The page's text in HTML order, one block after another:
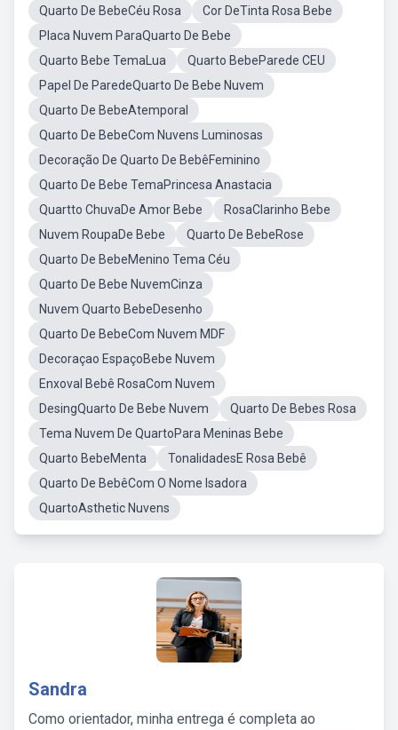
Quarto De BebeCéu Rosa
Cor DeTinta Rosa Bebe
Placa Nuvem ParaQuarto De Bebe
Quarto Bebe TemaLua
Quarto BebeParede CEU
Papel De ParedeQuarto De Bebe Nuvem
Quarto De BebeAtemporal
Quarto De BebeCom Nuvens Luminosas
Decoração De Quarto De BebêFeminino
Quarto De Bebe TemaPrincesa Anastacia
Quartto ChuvaDe Amor Bebe
RosaClarinho Bebe
Nuvem RoupaDe Bebe
Quarto De BebeRose
Quarto De BebeMenino Tema Céu
Quarto De Bebe NuvemCinza
Nuvem Quarto BebeDesenho
Quarto De BebeCom Nuvem MDF
Decoraçao EspaçoBebe Nuvem
Enxoval Bebê RosaCom Nuvem
DesingQuarto De Bebe Nuvem
Quarto De Bebes Rosa
Tema Nuvem De QuartoPara Meninas Bebe
Quarto BebeMenta
TonalidadesE Rosa Bebê
Quarto De BebêCom O Nome Isadora
QuartoAsthetic Nuvens
Sandra
Como orientador, minha entrega é completa ao